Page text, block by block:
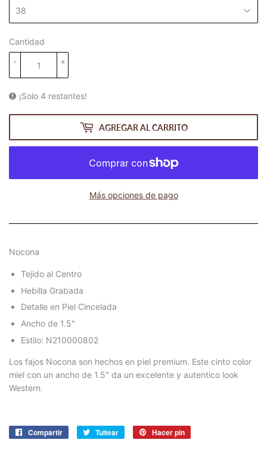
Cantidad
+
-
¡Solo 4 restantes!
AGREGAR AL CARRITO
Más opciones de pago
Nocona
Tejido al Centro
Hebilla Grabada
Detalle en Piel Cincelada
Ancho de 1.5"
Estilo: N210000802
Los fajos Nocona son hechos en piel premium. Este cinto color
miel con un ancho de 1.5" da un excelente y autentico look
Western.
Compartir
CompartirTuitear
Tuitear Hacer pin